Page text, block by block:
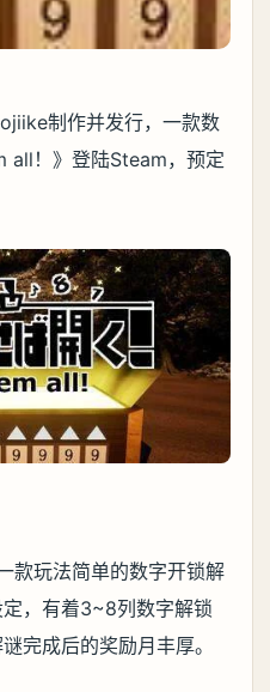
制作并发行，一款数
all！》登陆Steam，预定
款玩法简单的数字开锁解
，有着3~8列数字解锁
完成后的奖励月丰厚。